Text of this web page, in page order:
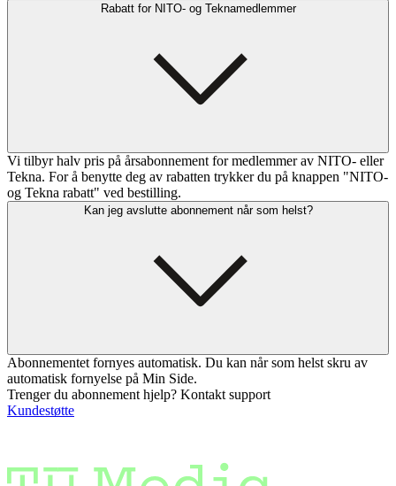
Rabatt for NITO- og Teknamedlemmer
Vi tilbyr halv pris på årsabonnement for medlemmer av NITO- eller
Tekna. For å benytte deg av rabatten trykker du på knappen "NITO-
og Tekna rabatt" ved bestilling.
Kan jeg avslutte abonnement når som helst?
Abonnementet fornyes automatisk. Du kan når som helst skru av
automatisk fornyelse på Min Side.
Trenger du abonnement hjelp? Kontakt support
Kundestøtte